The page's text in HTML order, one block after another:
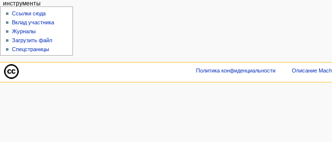
инструменты
Ссылки сюда
Вклад участника
Журналы
Загрузить файл
Спецстраницы
Политика конфиденциальности Описание